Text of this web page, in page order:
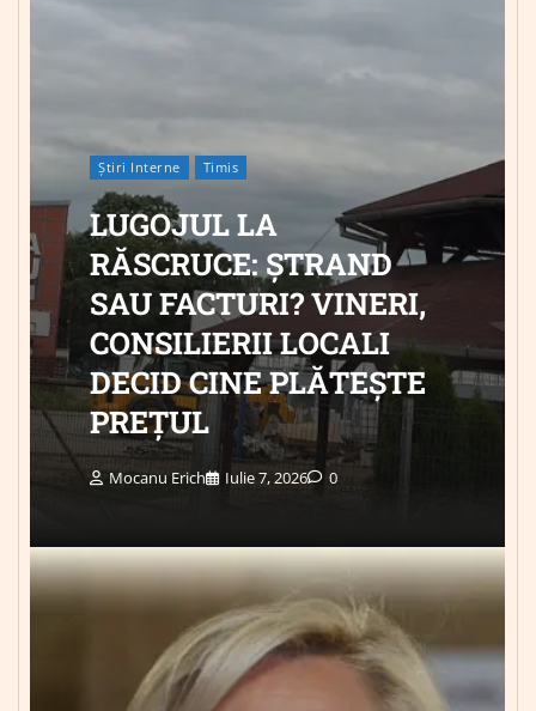
Știri Interne Timis
LUGOJUL LA
RĂSCRUCE: ȘTRAND
SAU FACTURI? VINERI,
CONSILIERII LOCALI
DECID CINE PLĂTEȘTE
PREȚUL
Mocanu Erich Iulie 7, 2026 0